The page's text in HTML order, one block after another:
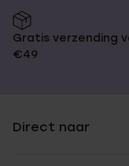
Gratis verzending
€49
Direct naar